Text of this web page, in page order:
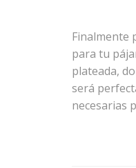
Finalmente
para tu
plateada,
será
necesarias